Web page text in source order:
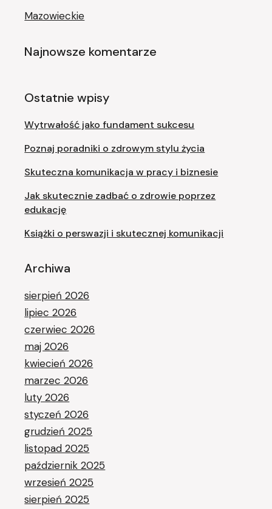
Mazowieckie
Najnowsze komentarze
Ostatnie wpisy
Wytrwałość jako fundament sukcesu
Poznaj poradniki o zdrowym stylu życia
Skuteczna komunikacja w pracy i biznesie
Jak skutecznie zadbać o zdrowie poprzez
edukację
Książki o perswazji i skutecznej komunikacji
Archiwa
sierpień 2026
lipiec 2026
czerwiec 2026
maj 2026
kwiecień 2026
marzec 2026
luty 2026
styczeń 2026
grudzień 2025
listopad 2025
październik 2025
wrzesień 2025
sierpień 2025